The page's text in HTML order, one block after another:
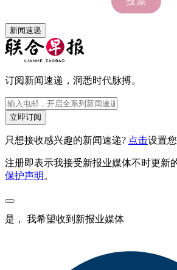
新闻速递
订阅新闻速递，洞悉时代脉搏。
立即订阅
只想接收感兴趣的新闻速递? 点击设置您
注册即表示我接受新报业媒体不时更新
保护声明 。
是， 我希望收到新报业媒体